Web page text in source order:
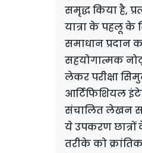
समृद्ध किया है,
यात्रा के पहलू के
समाधान प्रदान
सहयोगात्मक
लेकर परीक्षा
आर्टिफिशियल
संचालित लेखन
ये उपकरण
तरीके को